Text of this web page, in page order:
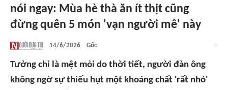
nói ngay: Mùa hè thà ăn ít thịt cũng
đừng quên 5 món 'vạn người mê' này
14/6/2026 Gốc
Tưởng chỉ là mệt mỏi do thời tiết, người đàn ông
không ngờ sự thiếu hụt một khoáng chất 'rất nhỏ'